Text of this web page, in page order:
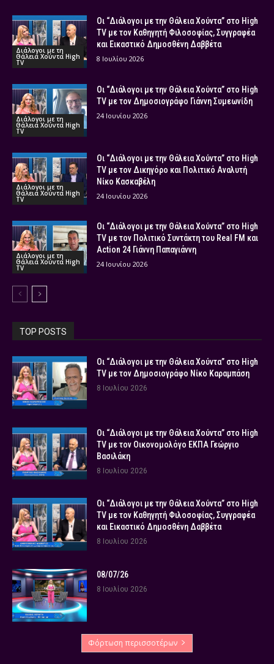
Διάλογοι με τη
Θάλεια Χούντα High
TV
Οι “Διάλογοι με την Θάλεια Χούντα” στο High
TV με τον Καθηγητή Φιλοσοφίας, Συγγραφέα
και Εικαστικό Δημοσθένη Δαββέτα
8 Ιουλίου 2026
Διάλογοι με τη
Θάλεια Χούντα High
TV
Οι “Διάλογοι με την Θάλεια Χούντα” στο High
TV με τον Δημοσιογράφο Γιάννη Συμεωνίδη
24 Ιουνίου 2026
Διάλογοι με τη
Θάλεια Χούντα High
TV
Οι “Διάλογοι με την Θάλεια Χούντα” στο High
TV με τον Δικηγόρο και Πολιτικό Αναλυτή
Νίκο Κασκαβέλη
24 Ιουνίου 2026
Διάλογοι με τη
Θάλεια Χούντα High
TV
Οι “Διάλογοι με την Θάλεια Χούντα” στο High
TV με τον Πολιτικό Συντάκτη του Real FM και
Action 24 Γιάννη Παπαγιάννη
24 Ιουνίου 2026
TOP POSTS
Οι “Διάλογοι με την Θάλεια Χούντα” στο High
TV με τον Δημοσιογράφο Νίκο Καραμπάση
8 Ιουλίου 2026
Οι “Διάλογοι με την Θάλεια Χούντα” στο High
TV με τον Οικονομολόγο ΕΚΠΑ Γεώργιο
Βασιλάκη
8 Ιουλίου 2026
Οι “Διάλογοι με την Θάλεια Χούντα” στο High
TV με τον Καθηγητή Φιλοσοφίας, Συγγραφέα
και Εικαστικό Δημοσθένη Δαββέτα
8 Ιουλίου 2026
08/07/26
8 Ιουλίου 2026
Φόρτωση περισσοτέρων